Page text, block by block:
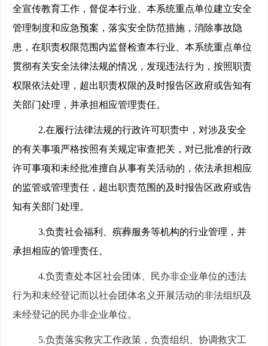
全宣传教育工作，督促本行业、本系统重点单位建立安全
管理制度和应急预案，落实安全防范措施，消除事故隐
患，在职责权限范围内监督检查本行业、本系统重点单位
贯彻有关安全法律法规的情况，发现违法行为，按照职责
权限依法处理，超出职责权限的及时报告区政府或告知有
关部门处理，并承担相应管理责任。
2.在履行法律法规的行政许可职责中，对涉及安全
的有关事项严格按照有关规定审查把关，对已批准的行政
许可事项和未经批准擅自从事有关活动的，依法承担相应
的监管或管理责任，超出职责范围的及时报告区政府或告
知有关部门处理。
3.负责社会福利、殡葬服务等机构的行业管理，并
承担相应的管理责任。
4.负责查处本区社会团体、民办非企业单位的违法
行为和未经登记而以社会团体名义开展活动的非法组织及
未经登记的民办非企业单位。
5.负责落实救灾工作政策，负责组织、协调救灾工